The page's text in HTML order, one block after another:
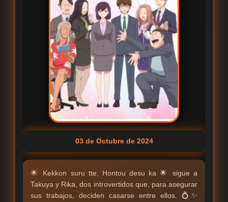
03 de Octubre de 2024
🌟 Kekkon suru tte, Hontou desu ka 🌟 sigue a
Takuya y Rika, dos introvertidos que, para asegurar
sus trabajos, deciden casarse entre ellos. 💍✨